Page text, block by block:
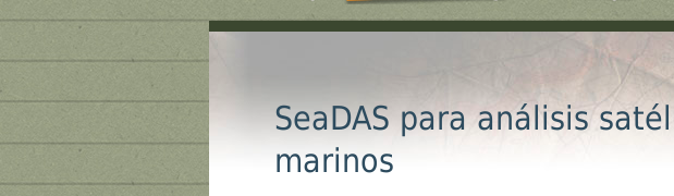
SeaDAS para análisis
marinos